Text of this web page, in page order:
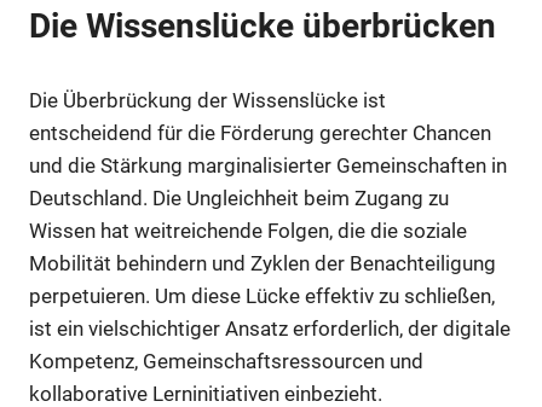
Die Wissenslücke überbrücken
Die Überbrückung der Wissenslücke ist
entscheidend für die Förderung gerechter Chancen
und die Stärkung marginalisierter Gemeinschaften in
Deutschland. Die Ungleichheit beim Zugang zu
Wissen hat weitreichende Folgen, die die soziale
Mobilität behindern und Zyklen der Benachteiligung
perpetuieren. Um diese Lücke effektiv zu schließen,
ist ein vielschichtiger Ansatz erforderlich, der digitale
Kompetenz, Gemeinschaftsressourcen und
kollaborative Lerninitiativen einbezieht.